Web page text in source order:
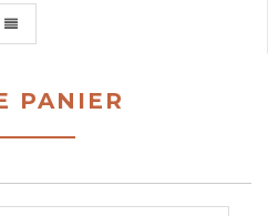
PANIER